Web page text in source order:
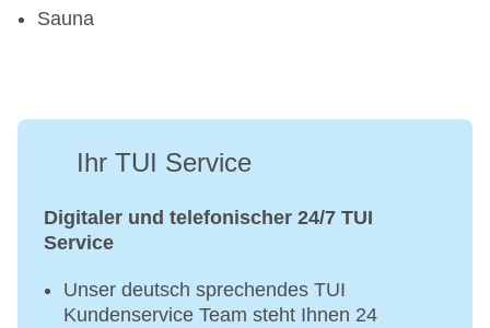
Sauna
Ihr TUI Service
Digitaler und telefonischer 24/7 TUI
Service
Unser deutsch sprechendes TUI
Kundenservice Team steht Ihnen 24